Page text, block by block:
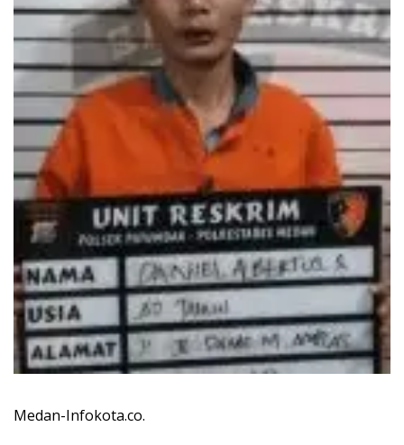
Medan-Infokota.co.